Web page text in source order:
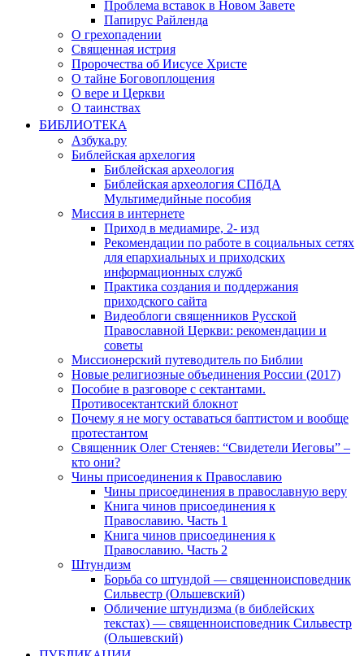
Проблема вставок в Новом Завете
Папирус Райленда
О грехопадении
Священная истрия
Пророчества об Иисусе Христе
О тайне Боговоплощения
О вере и Церкви
О таинствах
БИБЛИОТЕКА
Азбука.ру
Библейская архелогия
Библейская археология
Библейская археология СПбДА
Мультимедийные пособия
Миссия в интернете
Приход в медиамире, 2- изд
Рекомендации по работе в социальных сетях
для епархиальных и приходских
информационных служб
Практика создания и поддержания
приходского сайта
Видеоблоги священников Русской
Православной Церкви: рекомендации и
советы
Миссионерский путеводитель по Библии
Новые религиозные объединения России (2017)
Пособие в разговоре с сектантами.
Противосектантский блокнот
Почему я не могу оставаться баптистом и вообще
протестантом
Священник Олег Стеняев: “Свидетели Иеговы” –
кто они?
Чины присоединения к Православию
Чины присоединения в православную веру
Книга чинов присоединения к
Православию. Часть 1
Книга чинов присоединения к
Православию. Часть 2
Штундизм
Борьба со штундой — священноисповедник
Сильвестр (Ольшевский)
Обличение штундизма (в библейских
текстах) — священноисповедник Сильвестр
(Ольшевский)